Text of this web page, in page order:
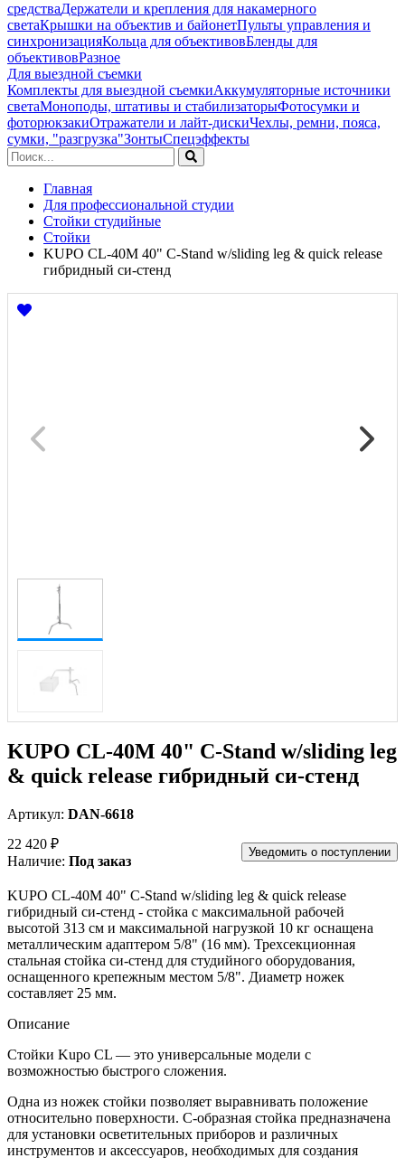
средстваДержатели и крепления для накамерного
светаКрышки на объектив и байонетПульты управления и
синхронизацияКольца для объективовБленды для
объективовРазное
Для выездной съемки
Комплекты для выездной съемкиАккумуляторные источники
светаМоноподы, штативы и стабилизаторыФотосумки и
фоторюкзакиОтражатели и лайт-дискиЧехлы, ремни, пояса,
сумки, "разгрузка"ЗонтыСпецэффекты
Главная
Для профессиональной студии
Стойки студийные
Стойки
KUPO CL-40M 40" C-Stand w/sliding leg & quick release
гибридный си-стенд
KUPO CL-40M 40" C-Stand w/sliding leg
& quick release гибридный си-стенд
Артикул: DAN-6618
22 420 ₽
Наличие: Под заказ
Уведомить о поступлении
KUPO CL-40M 40" C-Stand w/sliding leg & quick release
гибридный си-стенд - стойка с максимальной рабочей
высотой 313 см и максимальной нагрузкой 10 кг оснащена
металлическим адаптером 5/8" (16 мм). Трехсекционная
стальная стойка си-стенд для студийного оборудования,
оснащенного крепежным местом 5/8". Диаметр ножек
составляет 25 мм.
Описание
Стойки Kupo CL — это универсальные модели с
возможностью быстрого сложения.
Одна из ножек стойки позволяет выравнивать положение
относительно поверхности. С-образная стойка предназначена
для установки осветительных приборов и различных
инструментов и аксессуаров, необходимых для создания